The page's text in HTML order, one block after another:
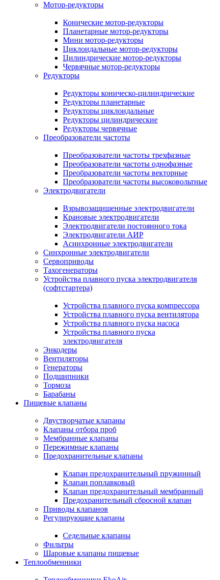
Мотор-редукторы
Конические мотор-редукторы
Планетарные мотор-редукторы
Мини мотор-редукторы
Циклоидальные мотор-редукторы
Цилиндрические мотор-редукторы
Червячные мотор-редукторы
Редукторы
Редукторы коническо-цилиндрические
Редукторы планетарные
Редукторы циклоидальные
Редукторы цилиндрические
Редукторы червячные
Преобразователи частоты
Преобразователи частоты трехфазные
Преобразователи частоты однофазные
Преобразователи частоты векторные
Преобразователи частоты высоковольтные
Электродвигатели
Взрывозащищенные электродвигатели
Крановые электродвигатели
Электродвигатели постоянного тока
Электродвигатели АИР
Асинхронные электродвигатели
Синхронные электродвигатели
Сервоприводы
Тахогенераторы
Устройства плавного пуска электродвигателя
(софтстартера)
Устройства плавного пуска компрессора
Устройства плавного пуска вентилятора
Устройства плавного пуска насоса
Устройства плавного пуска
электродвигателя
Энкодеры
Вентиляторы
Генераторы
Подшипники
Тормоза
Барабаны
Пищевые клапаны
Двустворчатые клапаны
Клапаны отбора проб
Мембранные клапаны
Пережимные клапаны
Предохранительные клапаны
Клапан предохранительный пружинный
Клапан поплавковый
Клапан предохранительный мембранный
Предохранительный сбросной клапан
Приводы клапанов
Регулирующие клапаны
Седельные клапаны
Фильтры
Шаровые клапаны пищевые
Теплообменники